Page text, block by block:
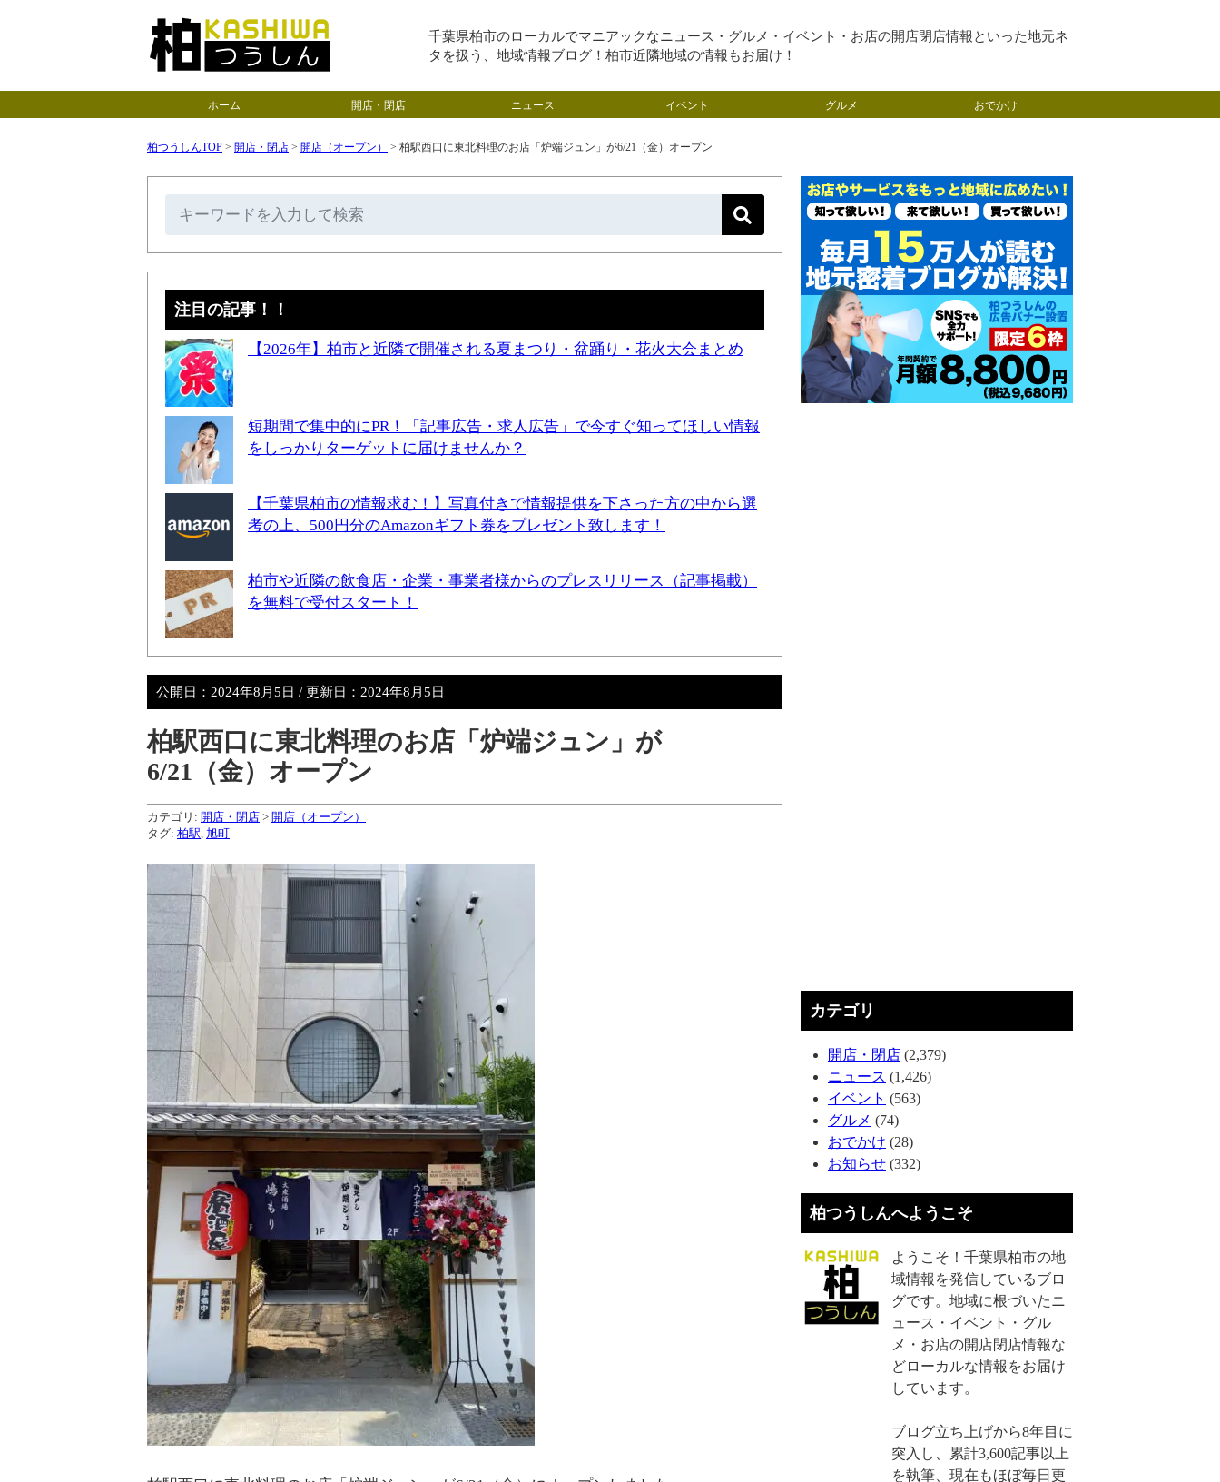
千葉県柏市のローカルでマニアックなニュース・グルメ・イベント・お店の開店閉店情報といった地元ネ
タを扱う、地域情報ブログ！柏市近隣地域の情報もお届け！
ホーム 開店・閉店 ニュース イベント グルメ おでかけ
柏つうしんTOP > 開店・閉店 > 開店（オープン） > 柏駅西口に東北料理のお店「炉端ジュン」が6/21（金）オープン
注目の記事！！
【2026年】柏市と近隣で開催される夏まつり・盆踊り・花火大会まとめ
短期間で集中的にPR！「記事広告・求人広告」で今すぐ知ってほしい情報
をしっかりターゲットに届けませんか？
【千葉県柏市の情報求む！】写真付きで情報提供を下さった方の中から選
考の上、500円分のAmazonギフト券をプレゼント致します！
柏市や近隣の飲食店・企業・事業者様からのプレスリリース（記事掲載）
を無料で受付スタート！
公開日： 2024年8月5日 / 更新日： 2024年8月5日
柏駅西口に東北料理のお店「炉端ジュン」が
6/21（金）オープン
カテゴリ: 開店・閉店 > 開店（オープン）
タグ: 柏駅 旭町
カテゴリ
開店・閉店 (2,379)
ニュース (1,426)
イベント (563)
グルメ (74)
おでかけ (28)
お知らせ (332)
柏つうしんへようこそ
ようこそ！千葉県柏市の地
域情報を発信しているブロ
グです。地域に根づいたニ
ュース・イベント・グル
メ・お店の開店閉店情報な
どローカルな情報をお届け
しています。
ブログ立ち上げから8年目に
突入し、累計3,600記事以上
を執筆、現在もほぼ毎日更